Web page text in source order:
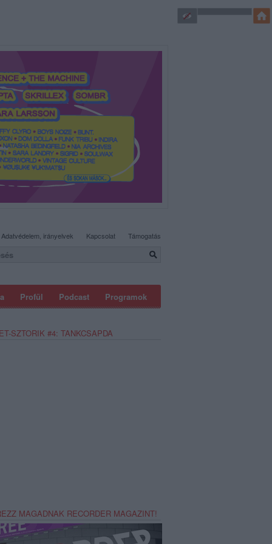
Profül Podcast Programok
Adatvédelem, irányelvek Kapcsolat Támogatás
SZTORIK #4: TANKCSAPDA
MAGADNAK RECORDER MAGAZINT!
SÜTI BEÁLLÍTÁSOK MÓDOSÍTÁSA